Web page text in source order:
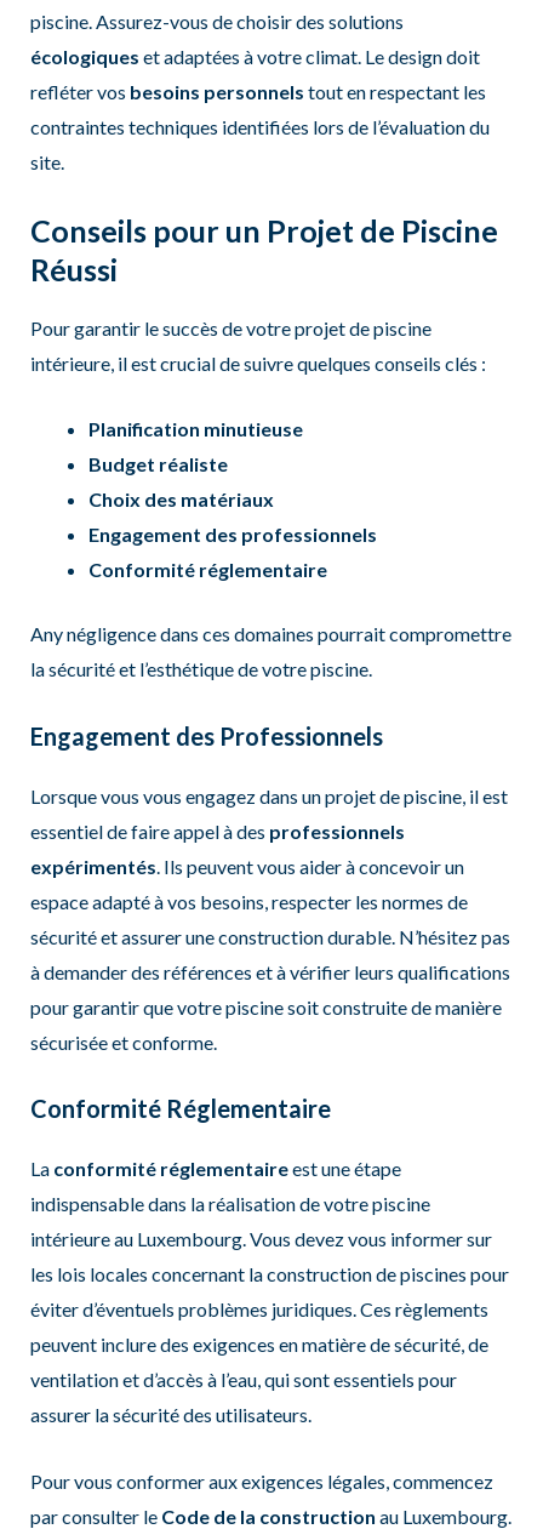
piscine. Assurez-vous de choisir des solutions
écologiques et adaptées à votre climat. Le design doit
refléter vos besoins personnels tout en respectant les
contraintes techniques identifiées lors de l’évaluation du
site.
Conseils pour un Projet de Piscine
Réussi
Pour garantir le succès de votre projet de piscine
intérieure, il est crucial de suivre quelques conseils clés :
Planification minutieuse
Budget réaliste
Choix des matériaux
Engagement des professionnels
Conformité réglementaire
Any négligence dans ces domaines pourrait compromettre
la sécurité et l’esthétique de votre piscine.
Engagement des Professionnels
Lorsque vous vous engagez dans un projet de piscine, il est
essentiel de faire appel à des professionnels
expérimentés . Ils peuvent vous aider à concevoir un
espace adapté à vos besoins, respecter les normes de
sécurité et assurer une construction durable. N’hésitez pas
à demander des références et à vérifier leurs qualifications
pour garantir que votre piscine soit construite de manière
sécurisée et conforme.
Conformité Réglementaire
La conformité réglementaireest une étape
indispensable dans la réalisation de votre piscine
intérieure au Luxembourg. Vous devez vous informer sur
les lois locales concernant la construction de piscines pour
éviter d’éventuels problèmes juridiques. Ces règlements
peuvent inclure des exigences en matière de sécurité, de
ventilation et d’accès à l’eau, qui sont essentiels pour
assurer la sécurité des utilisateurs.
Pour vous conformer aux exigences légales, commencez
par consulter le Code de la construction au Luxembourg.